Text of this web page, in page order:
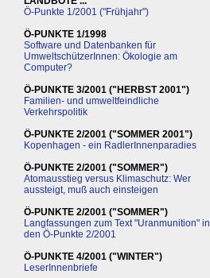
Ö-Punkte 1/2001 ("Frühjahr")
Ö-PUNKTE 1/1998
Software und Datenbanken für
UmweltschützerInnen: Ökologie am
Computer?
Ö-PUNKTE 3/2001 ("HERBST 2001")
Familien- und umweltfeindliche
Verkehrspolitik
Ö-PUNKTE 2/2001 ("SOMMER 2001")
Kopenhagen - ein RadlerInnenparadies
Ö-PUNKTE 2/2001 ("SOMMER")
Atomausstieg versus Klimaschutz: Wer
aussteigt, muß auch einsteigen
Ö-PUNKTE 2/2001 ("SOMMER")
Langfassungen zum Text "Uranmunition" in
den Ö-Punkte 2/2001
Ö-PUNKTE 4/2001 ("WINTER")
LeserInnenbriefe